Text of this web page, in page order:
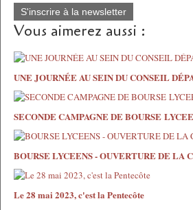
S'inscrire à la newsletter
Vous aimerez aussi :
UNE JOURNÉE AU SEIN DU CONSEIL
SECONDE CAMPAGNE DE BOURSE
BOURSE LYCEENS - OUVERTURE DE LA
Le 28 mai 2023, c'est la Pentecôte